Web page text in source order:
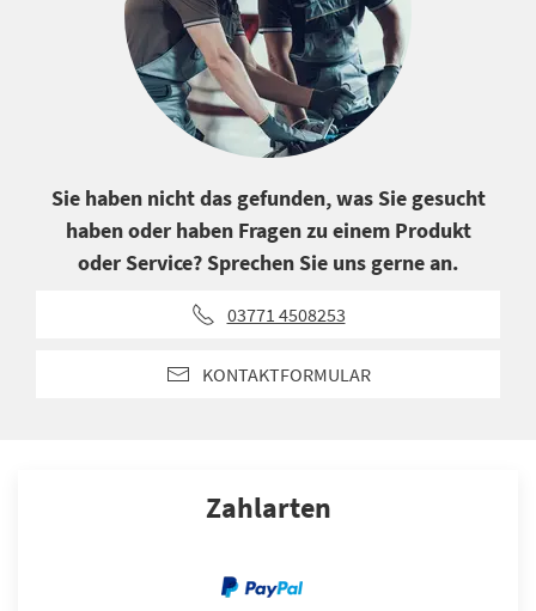
Sie haben nicht das gefunden, was Sie gesucht
haben oder haben Fragen zu einem Produkt
oder Service? Sprechen Sie uns gerne an.
03771 4508253
KONTAKTFORMULAR
Zahlarten